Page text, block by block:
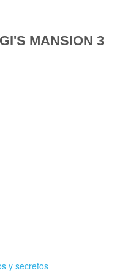
MANSION 3
y secretos